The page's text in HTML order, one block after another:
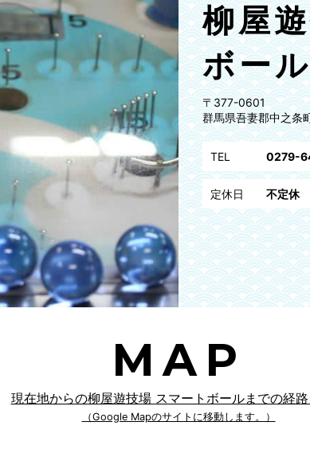
柳屋
ボー
〒377-0601
群馬県吾妻郡中之条
TEL 0279-
定休日 不定休
MAP
現在地からの柳屋遊技場 スマートボールまでの経
（Google Mapのサイトに移動します。）